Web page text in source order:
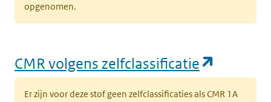
opgenomen.
CMR volgens zelfclassificatie
Er zijn voor deze stof geen zelfclassificaties als CMR 1A